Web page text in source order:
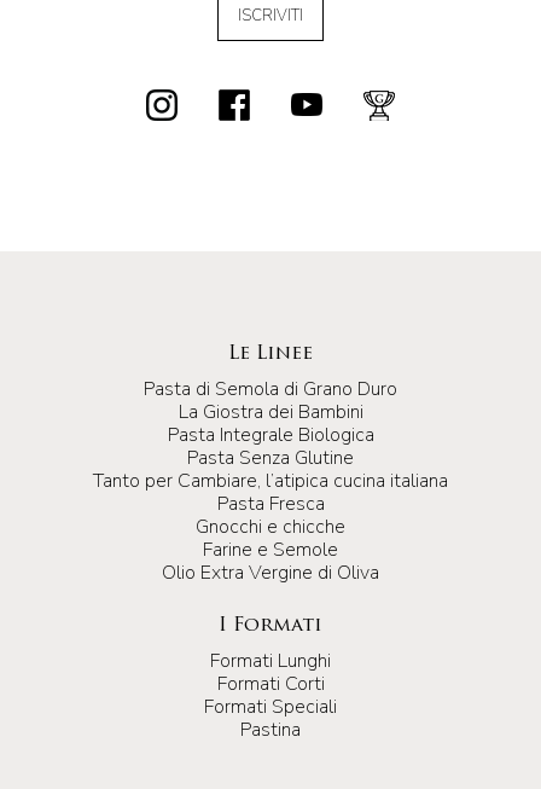
ISCRIVITI
Le Linee
Pasta di Semola di Grano Duro
La Giostra dei Bambini
Pasta Integrale Biologica
Pasta Senza Glutine
Tanto per Cambiare, l’atipica cucina italiana
Pasta Fresca
Gnocchi e chicche
Farine e Semole
Olio Extra Vergine di Oliva
I Formati
Formati Lunghi
Formati Corti
Formati Speciali
Pastina